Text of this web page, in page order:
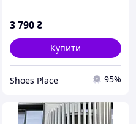
3 790₴
Купити
Shoes Place 95%